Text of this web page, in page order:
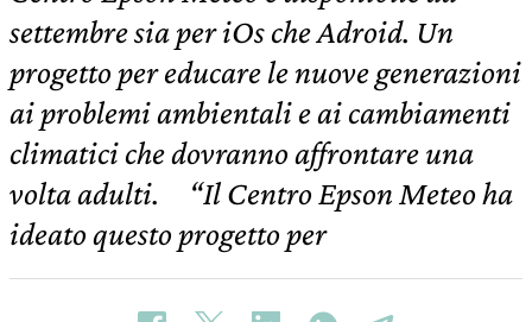
settembre sia per iOs che Adroid. Un
progetto per educare le nuove generazioni
ai problemi ambientali e ai cambiamenti
climatici che dovranno affrontare una
volta adulti. “Il Centro Epson Meteo ha
ideato questo progetto per